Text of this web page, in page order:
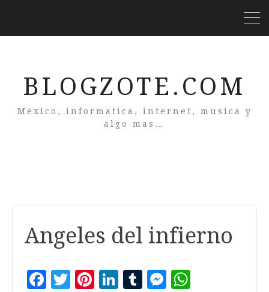
BLOGZOTE.COM
Mexico, informatica, internet, musica y
algo mas…
Angeles del infierno
Facebook
Twitter
Pinterest
LinkedIn
Tumblr
Messenger